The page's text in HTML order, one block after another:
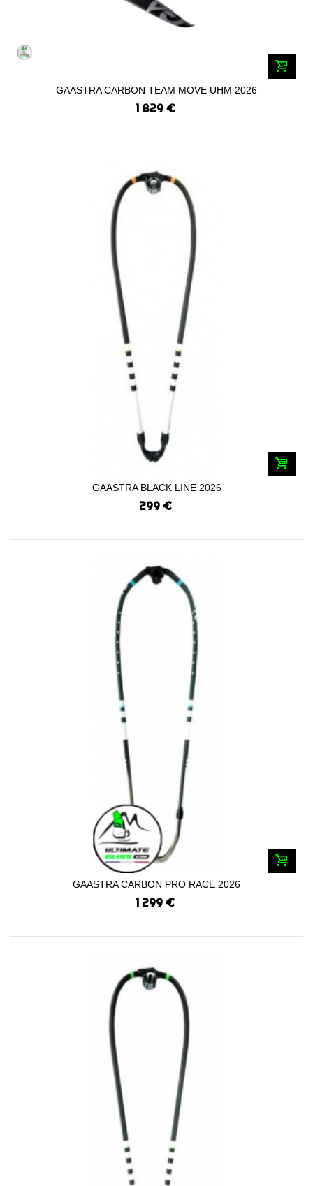
GAASTRA CARBON TEAM MOVE UHM 2026
1 829 €
GAASTRA BLACK LINE 2026
299 €
GAASTRA CARBON PRO RACE 2026
1 299 €